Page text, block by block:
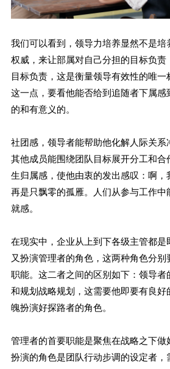
我们可以看到，领导力培养显然不是培
权威，来让部属对自己分担的目标负责
目标负责，这是衡量领导有效性的唯一
这一点，要看他能否给到追随者下属感
的和有意义的。
社团感，领导者能帮助他化解人际关系
其他成员能围绕团队目标展开分工和合
生归属感，使他由衷的发出感叹：啊，
再是只飘零的孤雁。人们从参与工作中
就感。
在现实中，企业从上到下各级主管都是
又扮演管理者的角色，这两种角色分
职能。这二者之间的区别如下：领导者
和规划战略规划，这需要他即要有良好
魄扮演好探路者的角色。
管理者的首要职能是聚焦在战略之下做
扮演的角色是团队行动步调的设定者，